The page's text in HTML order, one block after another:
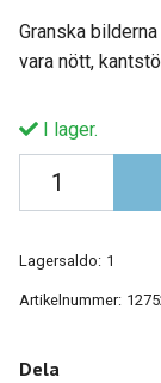
Granska
vara nött,
I lager.
Lagersaldo: 1
Artikelnummer:
Dela